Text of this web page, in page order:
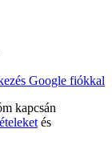
Google fiókkal
kapcsán
és